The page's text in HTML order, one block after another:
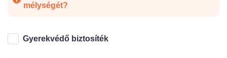
mélységét?
Gyerekvédő biztosíték